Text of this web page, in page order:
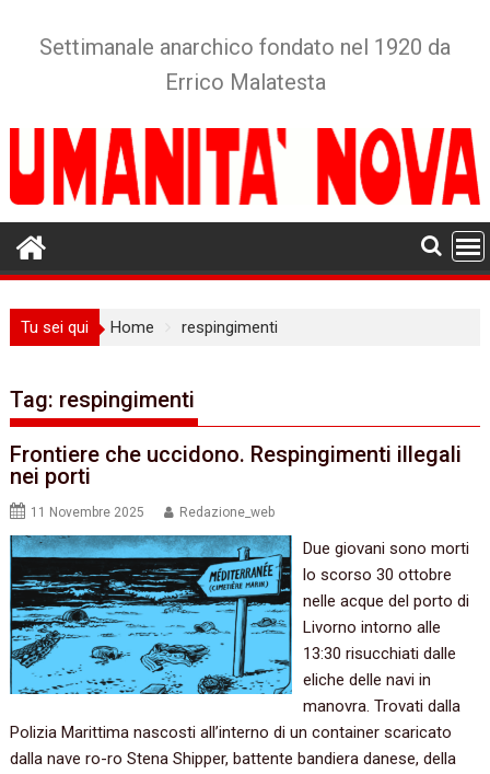
Settimanale anarchico fondato nel 1920 da
Errico Malatesta
Tu sei qui Home respingimenti
Tag: respingimenti
Frontiere che uccidono. Respingimenti illegali
nei porti
11 Novembre 2025 Redazione_web
Due giovani sono morti
lo scorso 30 ottobre
nelle acque del porto di
Livorno intorno alle
13:30 risucchiati dalle
eliche delle navi in
manovra. Trovati dalla
Polizia Marittima nascosti all’interno di un container scaricato
dalla nave ro-ro Stena Shipper, battente bandiera danese, della